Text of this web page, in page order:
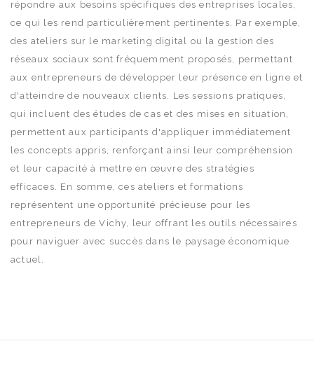
répondre aux besoins spécifiques des entreprises locales,
ce qui les rend particulièrement pertinentes. Par exemple,
des ateliers sur le marketing digital ou la gestion des
réseaux sociaux sont fréquemment proposés, permettant
aux entrepreneurs de développer leur présence en ligne et
d'atteindre de nouveaux clients. Les sessions pratiques,
qui incluent des études de cas et des mises en situation,
permettent aux participants d'appliquer immédiatement
les concepts appris, renforçant ainsi leur compréhension
et leur capacité à mettre en œuvre des stratégies
efficaces. En somme, ces ateliers et formations
représentent une opportunité précieuse pour les
entrepreneurs de Vichy, leur offrant les outils nécessaires
pour naviguer avec succès dans le paysage économique
actuel.